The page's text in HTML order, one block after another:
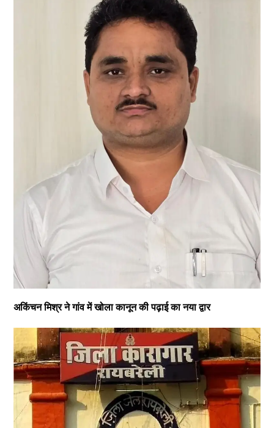
अकिंचन मिश्र ने गांव में खोला कानून की पढ़ाई का नया द्वार